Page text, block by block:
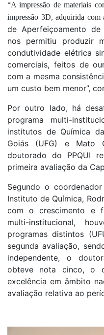
“A impressão de materiais
impressão 3D, adquirida com
de Aperfeiçoamento
nos permitiu produzir
condutividade elétrica
comerciais, feitos de
com a mesma
um custo bem menor”,
Por outro lado, há
programa multi-
institutos de Química
Goiás (UFG) e Mato
doutorado do PPQUI
primeira avaliação da
Segundo o
Instituto de Química,
com o crescimento e
multi-institucional,
programas distintos
segunda avaliação,
independente, o
obteve nota cinco, o
excelência em âmbito
avaliação relativa ao